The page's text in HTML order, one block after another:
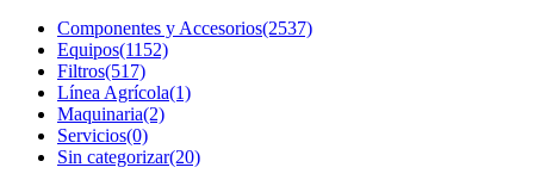
Componentes y Accesorios(2537)
Equipos(1152)
Filtros(517)
Línea Agrícola(1)
Maquinaria(2)
Servicios(0)
Sin categorizar(20)